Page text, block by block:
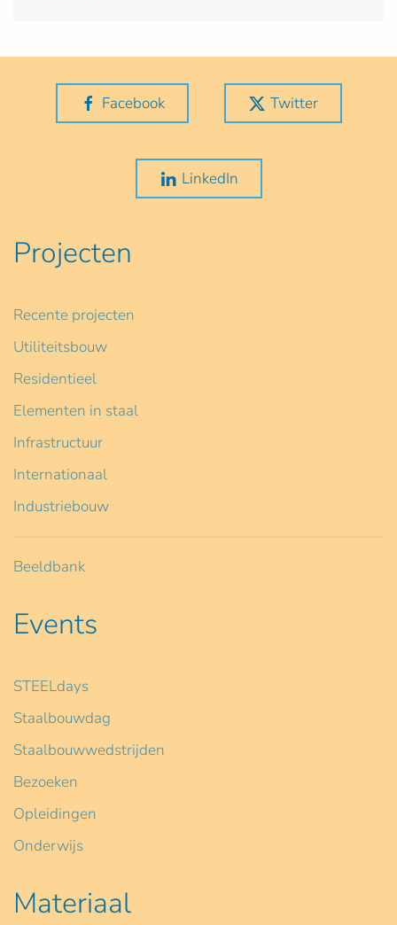
Facebook Twitter
LinkedIn
Projecten
Recente projecten
Utiliteitsbouw
Residentieel
Elementen in staal
Infrastructuur
Internationaal
Industriebouw
Beeldbank
Events
STEELdays
Staalbouwdag
Staalbouwwedstrijden
Bezoeken
Opleidingen
Onderwijs
Materiaal